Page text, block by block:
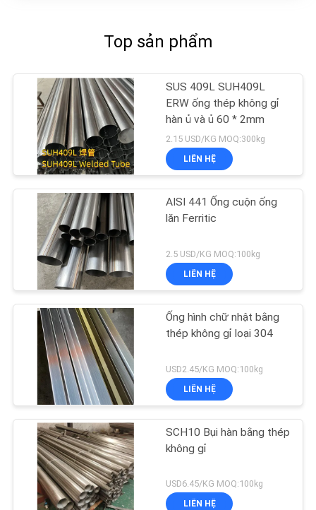
Top sản phẩm
SUS 409L SUH409L
ERW ống thép không gỉ
hàn ủ và ủ 60 * 2mm
2.15 USD/KG MOQ:300kg
LIÊN HỆ
AISI 441 Ống cuộn ống
lăn Ferritic
2.5 USD/KG MOQ:100kg
LIÊN HỆ
Ống hình chữ nhật bằng
thép không gỉ loại 304
USD2.45/KG MOQ:100kg
LIÊN HỆ
SCH10 Bụi hàn bằng thép
không gỉ
USD6.45/KG MOQ:100kg
LIÊN HỆ